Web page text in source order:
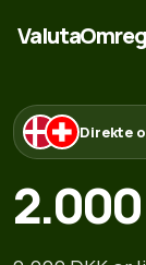
Direkte
2.000